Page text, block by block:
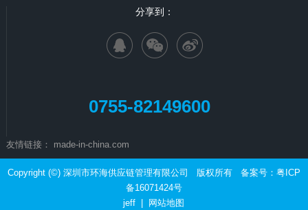
分享到：
0755-82149600
友情链接： made-in-china.com
Copyright (©) 深圳市环海供应链管理有限公司 版权所有 备案号： 粤ICP
备16071424号
jeff
网站地图